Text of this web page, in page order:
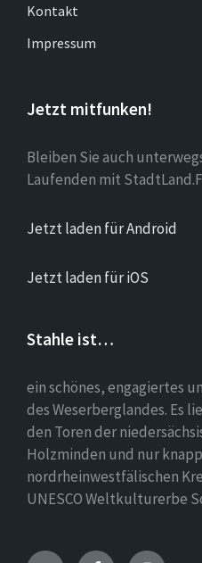
Kontakt
Impressum
Jetzt mitfunken!
Bleiben Sie auch
Laufenden mit
Jetzt laden für Android
Jetzt laden für iOS
Stahle ist…
ein schönes, engagiertes
des Weserberglandes. Es
den Toren der
Holzminden und nur
nordrheinwestfälischen
UNESCO Weltkulturerbe